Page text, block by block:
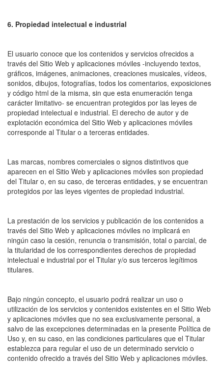
6. Propiedad intelectual e industrial
El usuario conoce que los contenidos y servicios ofrecidos a
través del Sitio Web y aplicaciones móviles -incluyendo textos,
gráficos, imágenes, animaciones, creaciones musicales, vídeos,
sonidos, dibujos, fotografías, todos los comentarios, exposiciones
y código html de la misma, sin que esta enumeración tenga
carácter limitativo- se encuentran protegidos por las leyes de
propiedad intelectual e industrial. El derecho de autor y de
explotación económica del Sitio Web y aplicaciones móviles
corresponde al Titular o a terceras entidades.
Las marcas, nombres comerciales o signos distintivos que
aparecen en el Sitio Web y aplicaciones móviles son propiedad
del Titular o, en su caso, de terceras entidades, y se encuentran
protegidos por las leyes vigentes de propiedad industrial.
La prestación de los servicios y publicación de los contenidos a
través del Sitio Web y aplicaciones móviles no implicará en
ningún caso la cesión, renuncia o transmisión, total o parcial, de
la titularidad de los correspondientes derechos de propiedad
intelectual e industrial por el Titular y/o sus terceros legítimos
titulares.
Bajo ningún concepto, el usuario podrá realizar un uso o
utilización de los servicios y contenidos existentes en el Sitio Web
y aplicaciones móviles que no sea exclusivamente personal, a
salvo de las excepciones determinadas en la presente Política de
Uso y, en su caso, en las condiciones particulares que el Titular
establezca para regular el uso de un determinado servicio o
contenido ofrecido a través del Sitio Web y aplicaciones móviles.